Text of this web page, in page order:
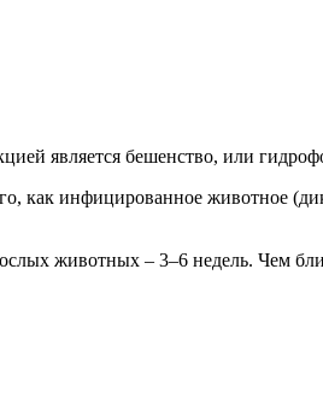
является бешенство, или
как инфицированное животное
животных – 3–6 недель. Чем